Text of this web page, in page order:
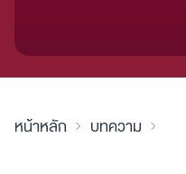
หน้าหลัก บทความ